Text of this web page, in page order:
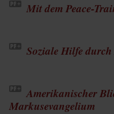
Mit dem Peace-
Soziale Hilfe
Amerikanischer
Markusevangelium